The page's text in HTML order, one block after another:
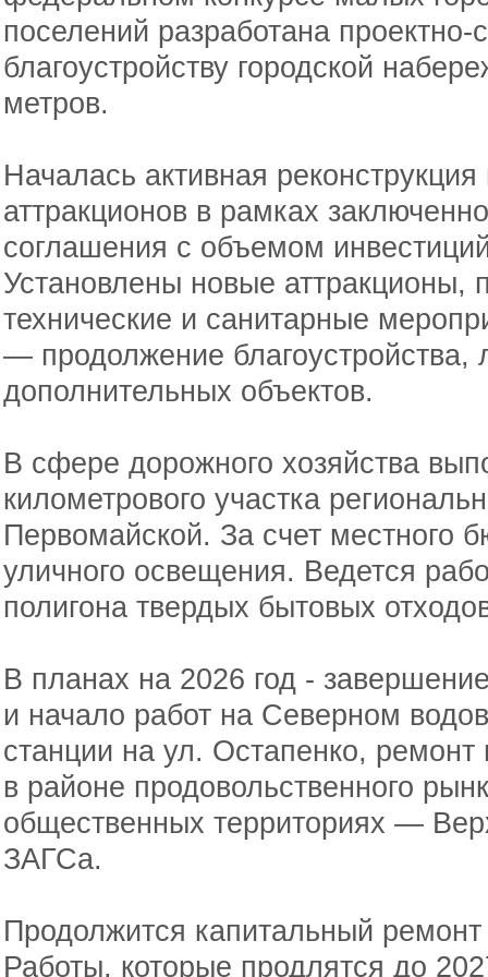
поселений разработана
благоустройству городской
метров.
Началась активная реконструкция
аттракционов в рамках
соглашения с объемом
Установлены новые
технические и санитарные
— продолжение
дополнительных объектов.
В сфере дорожного хозяйства
километрового участка
Первомайской. За счет местного
уличного освещения. Ведется
полигона твердых бытовых
В планах на 2026 год -
и начало работ на Северном
станции на ул. Остапенко,
в районе продовольственного
общественных территориях —
ЗАГСа.
Продолжится капитальный ремонт
Работы, которые продлятся до